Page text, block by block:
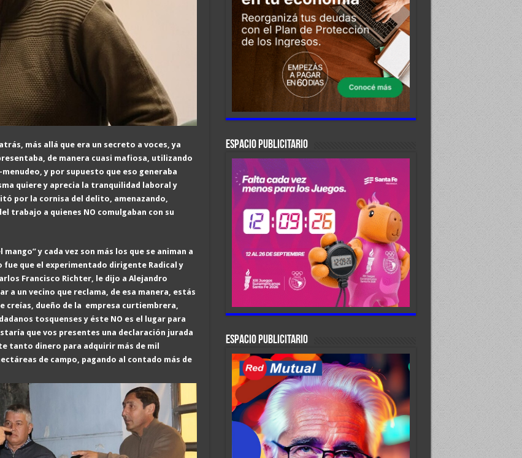
más allá que era un secreto a voces, ya
de manera cuasi mafiosa, utilizando
y por supuesto que eso generaba
quiere y aprecia la tranquilidad laboral y
por la cornisa del delito, amenazando,
trabajo a quienes NO comulgaban con su
y cada vez son más los que se animan a
fue que el experimentado dirigente Radical y
Francisco Richter, le dijo a Alejandro
a un vecino que reclama, de esa manera, estás
dueño de la empresa curtiembrera,
tosquenses y éste NO es el lugar para
que vos presentes una declaración jurada
tanto dinero para adquirir más de mil
s de campo, pagando al contado más de
ESPACIO PUBLICITARIO
ESPACIO PUBLICITARIO